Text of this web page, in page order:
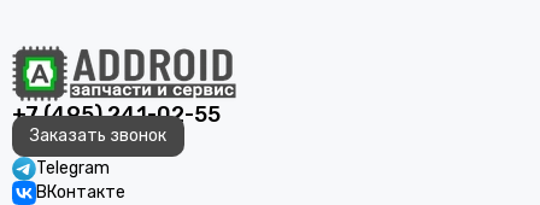
+7 (495) 241-02-55
Заказать звонок
Telegram
ВКонтакте